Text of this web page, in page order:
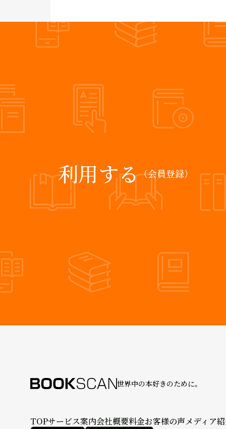
利用する（会員登録）
世界中の本好きのために。
TOPサービス案内会社概要料金お客様の声メディア